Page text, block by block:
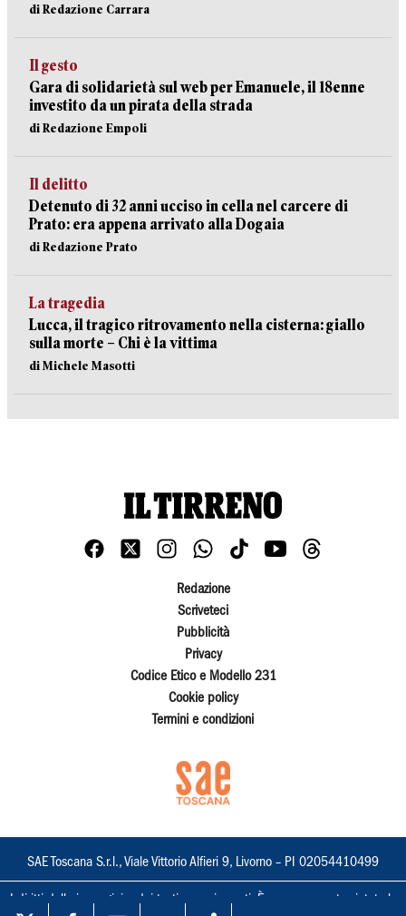
di Redazione Carrara
Il gesto
Gara di solidarietà sul web per Emanuele, il 18enne
investito da un pirata della strada
di Redazione Empoli
Il delitto
Detenuto di 32 anni ucciso in cella nel carcere di
Prato: era appena arrivato alla Dogaia
di Redazione Prato
La tragedia
Lucca, il tragico ritrovamento nella cisterna: giallo
sulla morte – Chi è la vittima
di Michele Masotti
Redazione
Scriveteci
Pubblicità
Privacy
Codice Etico e Modello 231
Cookie policy
Termini e condizioni
SAE Toscana S.r.l., Viale Vittorio Alfieri 9, Livorno – PI 02054410499
I diritti delle immagini e dei testi sono riservati. È espressamente vietata la